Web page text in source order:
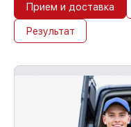
Прием и доставка
Результат